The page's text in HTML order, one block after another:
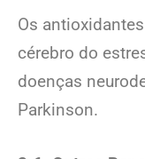
Os
cérebro do
doenças
Parkinson.